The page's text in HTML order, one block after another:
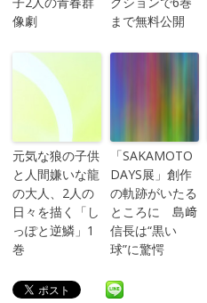
像劇
まで無料公開
元気な狼の子供
と人間嫌いな龍
の大人、2人の
日々を描く「し
っぽと逆鱗」1
巻
「SAKAMOTO
DAYS展」創作
の軌跡がいたる
ところに 島﨑
信長は“黒い
球”に驚愕